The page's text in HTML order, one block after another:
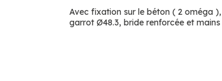
Avec fixation sur le béton ( 2 oméga
garrot Ø48.3, bride renforcée et